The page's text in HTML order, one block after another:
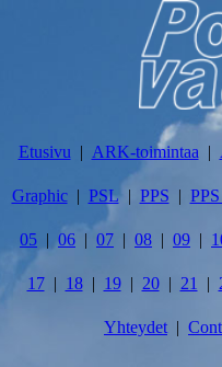
Etusivu ARK-toimintaa
Graphic PSL PPS
05 06 07 08 09
17 18 19 20 21
Yhteydet